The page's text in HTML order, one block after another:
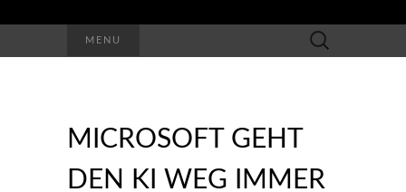
MENU
Suchen
nach:
MICROSOFT GEHT
DEN KI WEG IMMER